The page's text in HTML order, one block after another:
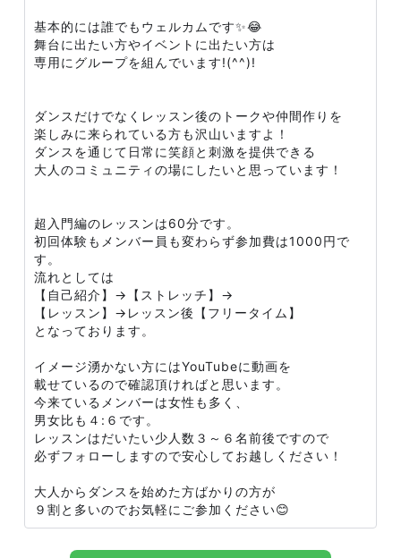
基本的には誰でもウェルカムです✨😂
舞台に出たい方やイベントに出たい方は
専用にグループを組んでいます!(^^)!
ダンスだけでなくレッスン後のトークや仲間作りを
楽しみに来られている方も沢山いますよ！
ダンスを通じて日常に笑顔と刺激を提供できる
大人のコミュニティの場にしたいと思っています！
超入門編のレッスンは60分です。
初回体験もメンバー員も変わらず参加費は1000円で
す。
流れとしては
【自己紹介】→【ストレッチ】→
【レッスン】→レッスン後【フリータイム】
となっております。
イメージ湧かない方にはYouTubeに動画を
載せているので確認頂ければと思います。
今来ているメンバーは女性も多く、
男女比も４:６です。
レッスンはだいたい少人数３～６名前後ですので
必ずフォローしますので安心してお越しください！
大人からダンスを始めた方ばかりの方が
９割と多いのでお気軽にご参加ください😊